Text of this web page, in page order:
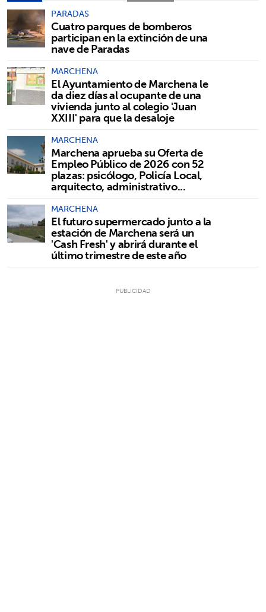
PARADAS
Cuatro parques de bomberos
participan en la extinción de una
nave de Paradas
MARCHENA
El Ayuntamiento de Marchena le
da diez días al ocupante de una
vivienda junto al colegio 'Juan
XXIII' para que la desaloje
MARCHENA
Marchena aprueba su Oferta de
Empleo Público de 2026 con 52
plazas: psicólogo, Policía Local,
arquitecto, administrativo...
MARCHENA
El futuro supermercado junto a la
estación de Marchena será un
'Cash Fresh' y abrirá durante el
último trimestre de este año